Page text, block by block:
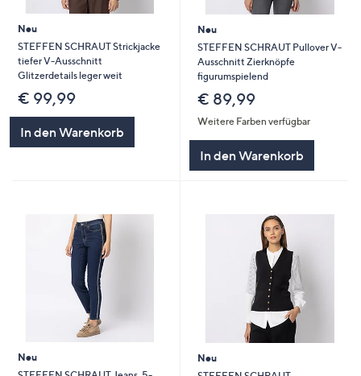
Neu
STEFFEN SCHRAUT Strickjacke
tiefer V-Ausschnitt
Glitzerdetails leger weit
€ 99,99
In den Warenkorb
Neu
STEFFEN SCHRAUT Pullover V-
Ausschnitt Zierknöpfe
figurumspielend
€ 89,99
Weitere Farben verfügbar
In den Warenkorb
Neu
Neu